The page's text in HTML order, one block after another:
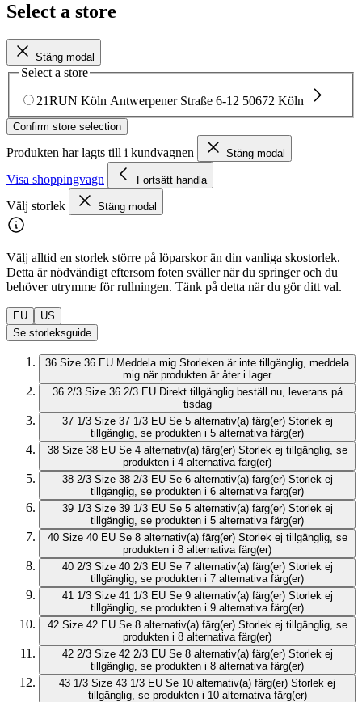
Select a store
Stäng modal
Select a store
21RUN Köln Antwerpener Straße 6-12 50672 Köln
Confirm store selection
Produkten har lagts till i kundvagnen Stäng modal
Visa shoppingvagn Fortsätt handla
Välj storlek Stäng modal
Välj alltid en storlek större på löparskor än din vanliga skostorlek.
Detta är nödvändigt eftersom foten sväller när du springer och du
behöver utrymme för rullningen. Tänk på detta när du gör ditt val.
EU
US
Se storleksguide
36 Size 36 EU Meddela mig Storleken är inte tillgänglig, meddela
mig när produkten är åter i lager
36 2/3 Size 36 2/3 EU Direkt tillgänglig beställ nu, leverans på
tisdag
37 1/3 Size 37 1/3 EU Se 5 alternativ(a) färg(er) Storlek ej
tillgänglig, se produkten i 5 alternativa färg(er)
38 Size 38 EU Se 4 alternativ(a) färg(er) Storlek ej tillgänglig, se
produkten i 4 alternativa färg(er)
38 2/3 Size 38 2/3 EU Se 6 alternativ(a) färg(er) Storlek ej
tillgänglig, se produkten i 6 alternativa färg(er)
39 1/3 Size 39 1/3 EU Se 5 alternativ(a) färg(er) Storlek ej
tillgänglig, se produkten i 5 alternativa färg(er)
40 Size 40 EU Se 8 alternativ(a) färg(er) Storlek ej tillgänglig, se
produkten i 8 alternativa färg(er)
40 2/3 Size 40 2/3 EU Se 7 alternativ(a) färg(er) Storlek ej
tillgänglig, se produkten i 7 alternativa färg(er)
41 1/3 Size 41 1/3 EU Se 9 alternativ(a) färg(er) Storlek ej
tillgänglig, se produkten i 9 alternativa färg(er)
42 Size 42 EU Se 8 alternativ(a) färg(er) Storlek ej tillgänglig, se
produkten i 8 alternativa färg(er)
42 2/3 Size 42 2/3 EU Se 8 alternativ(a) färg(er) Storlek ej
tillgänglig, se produkten i 8 alternativa färg(er)
43 1/3 Size 43 1/3 EU Se 10 alternativ(a) färg(er) Storlek ej
tillgänglig, se produkten i 10 alternativa färg(er)